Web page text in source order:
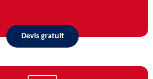
Devis gratuit